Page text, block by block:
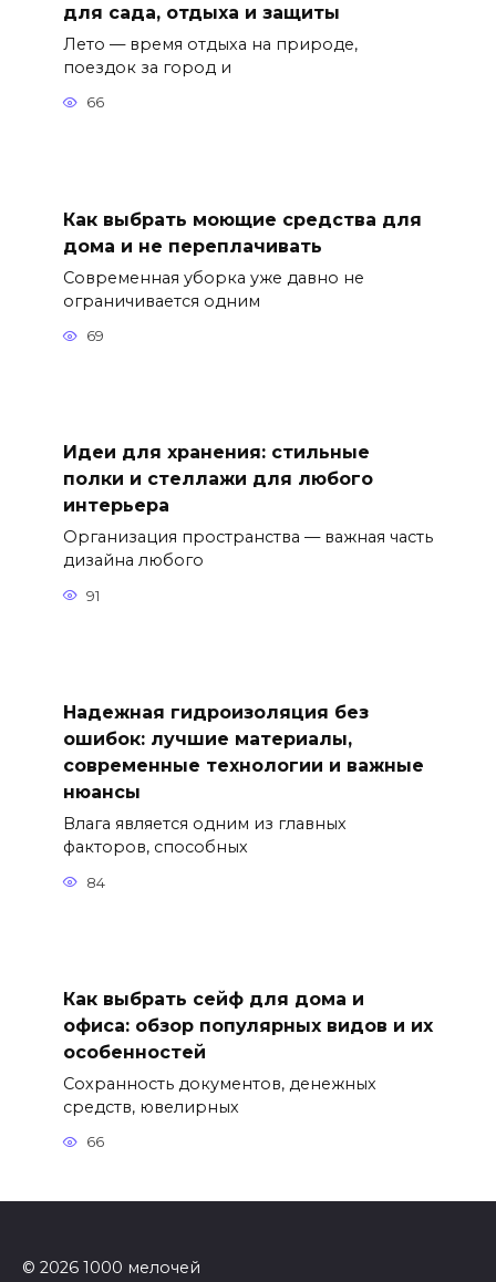
для сада, отдыха и защиты
Лето — время отдыха на природе,
поездок за город и
66
Как выбрать моющие средства для
дома и не переплачивать
Современная уборка уже давно не
ограничивается одним
69
Идеи для хранения: стильные
полки и стеллажи для любого
интерьера
Организация пространства — важная часть
дизайна любого
91
Надежная гидроизоляция без
ошибок: лучшие материалы,
современные технологии и важные
нюансы
Влага является одним из главных
факторов, способных
84
Как выбрать сейф для дома и
офиса: обзор популярных видов и их
особенностей
Сохранность документов, денежных
средств, ювелирных
66
© 2026 1000 мелочей